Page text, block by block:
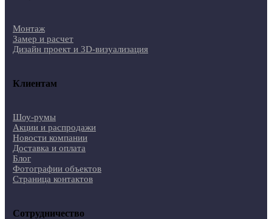
Монтаж
Замер и расчет
Дизайн проект и 3D-визуализация
Клиентам
Шоу-румы
Акции и распродажи
Новости компании
Доставка и оплата
Блог
Фотографии объектов
Страница контактов
Сотрудничество